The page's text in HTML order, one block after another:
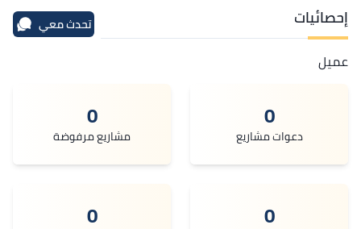
إحصائيات تحدث معي
عميل
0
دعوات مشاريع
0
مشاريع مرفوضة
0
0